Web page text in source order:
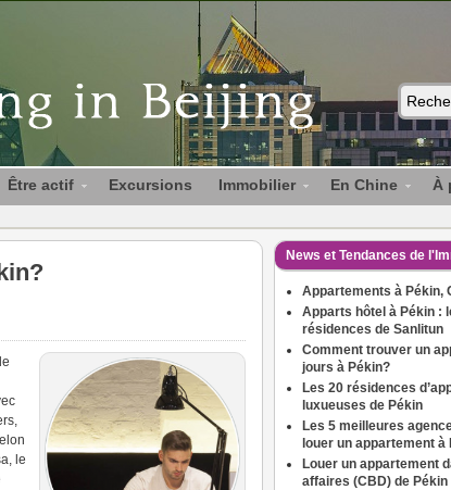
Être actif Excursions Immobilier En Chine À
le
News et Tendances de
Appartements à Pékin,
Apparts hôtel à Pékin :
résidences de Sanlitun
Comment trouver un
jours à Pékin?
Les 20 résidences
luxueuses de Pékin
Les 5 meilleures
louer un appartement à
Louer un appartement
affaires (CBD) de Pékin